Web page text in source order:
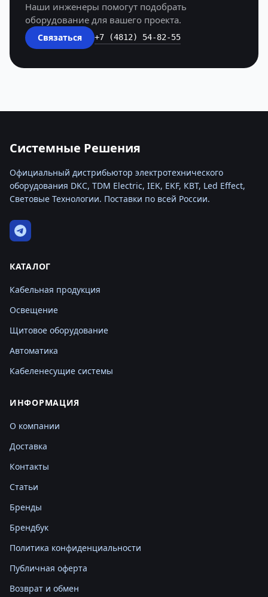
Наши инженеры помогут подобрать
оборудование для вашего проекта.
Связаться +7 (4812) 54-82-55
Системные Решения
Официальный дистрибьютор электротехнического
оборудования DKC, TDM Electric, IEK, EKF, КВТ, Led Effect,
Световые Технологии. Поставки по всей России.
КАТАЛОГ
Кабельная продукция
Освещение
Щитовое оборудование
Автоматика
Кабеленесущие системы
ИНФОРМАЦИЯ
О компании
Доставка
Контакты
Статьи
Бренды
Брендбук
Политика конфиденциальности
Публичная оферта
Возврат и обмен